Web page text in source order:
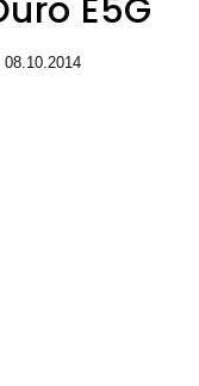
E5G
08.10.2014